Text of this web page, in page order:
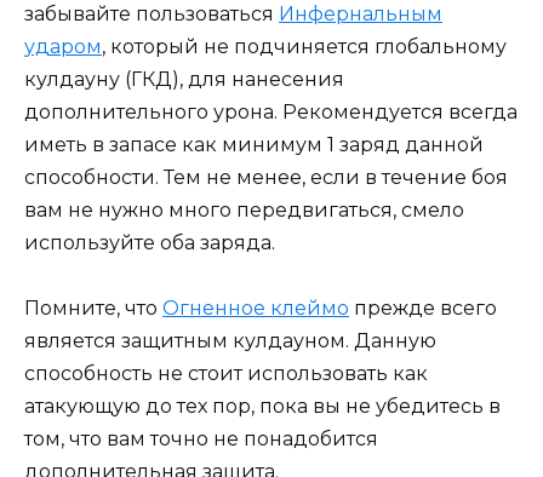
забывайте пользоваться Инфернальным
ударом, который не подчиняется глобальному
кулдауну (ГКД), для нанесения
дополнительного урона. Рекомендуется всегда
иметь в запасе как минимум 1 заряд данной
способности. Тем не менее, если в течение боя
вам не нужно много передвигаться, смело
используйте оба заряда.
Помните, что Огненное клеймо прежде всего
является защитным кулдауном. Данную
способность не стоит использовать как
атакующую до тех пор, пока вы не убедитесь в
том, что вам точно не понадобится
дополнительная защита.